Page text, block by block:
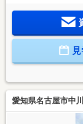
しい全居室収納付き
住まいを実現！◆収
広くお車の出し入れ
愛知県名古屋市中